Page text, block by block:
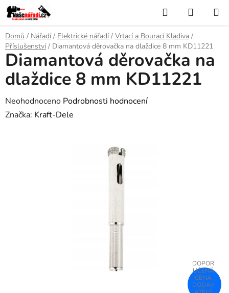
Přejít
na
obsah
Hledat
KOŠÍK
Domů / Nářadí / Elektrické nářadí / Vrtací a Bourací Kladiva /
Příslušenství / Diamantová děrovačka na dlaždice 8 mm KD11221
Diamantová děrovačka na
dlaždice 8 mm KD11221
Průměrné
hodnocení
Neohodnoceno Podrobnosti hodnocení
Značka: Kraft-Dele